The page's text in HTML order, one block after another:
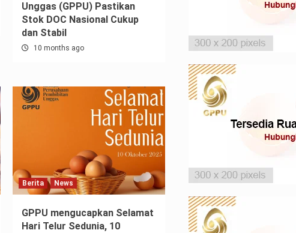
Unggas (GPPU) Pastikan
Stok DOC Nasional Cukup
dan Stabil
10 months ago
Berita News
GPPU mengucapkan Selamat
Hari Telur Sedunia, 10